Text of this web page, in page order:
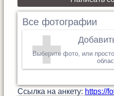
Все фотографии
Выберите фото, или
Cсылка на анкету: https://